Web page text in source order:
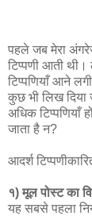
पहले जब मेरा
टिप्पणी आती
टिप्पणियाँ आने
कुछ भी लिख दिया
अधिक टिप्पणियाँ
जाता है न?
आदर्श
१) मूल पोस्ट का
यह सबसे पहला